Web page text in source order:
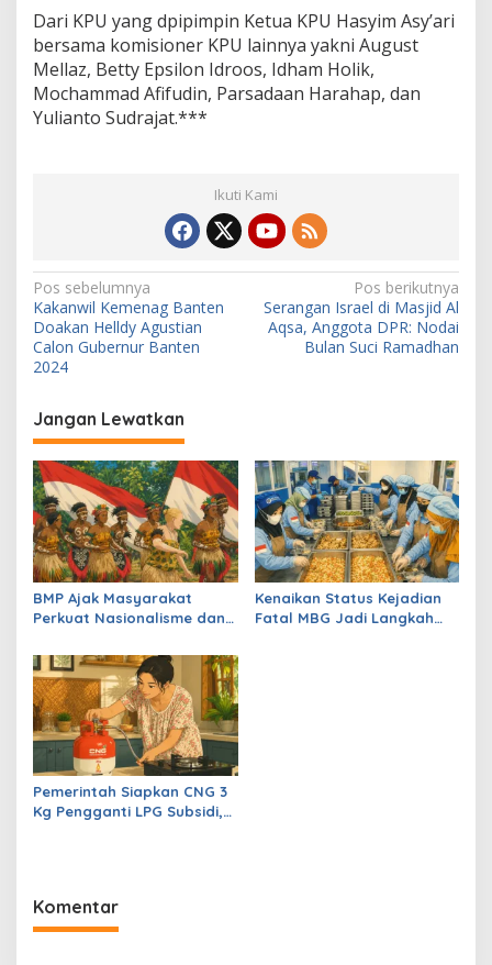
Dari KPU yang dpipimpin Ketua KPU Hasyim Asy’ari
bersama komisioner KPU lainnya yakni August
Mellaz, Betty Epsilon Idroos, Idham Holik,
Mochammad Afifudin, Parsadaan Harahap, dan
Yulianto Sudrajat.***
Ikuti Kami
N
a
v
g
a
s
i
p
o
s
Pos sebelumnya
Kakanwil Kemenag Banten
Doakan Helldy Agustian
Calon Gubernur Banten
2024
Pos berikutnya
Serangan Israel di Masjid Al
Aqsa, Anggota DPR: Nodai
Bulan Suci Ramadhan
Jangan Lewatkan
BMP Ajak Masyarakat
Perkuat Nasionalisme dan
Kenaikan Status Kejadian
Fatal MBG Jadi Langkah
Pemerintah Siapkan CNG 3
Kg Pengganti LPG Subsidi,
Komentar